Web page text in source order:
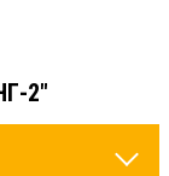
2"